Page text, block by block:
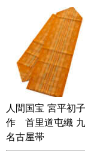
人間国宝 宮平初子
作 首里道屯織
名古屋帯